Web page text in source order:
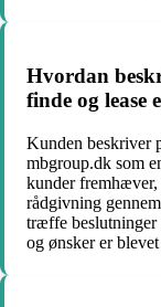
Hvordan
finde og lease
Kunden beskriver
mbgroup.dk som
kunder fremhæver,
rådgivning
træffe beslutninger
og ønsker er